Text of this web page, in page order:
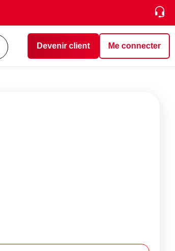
Devenir client Me connecter